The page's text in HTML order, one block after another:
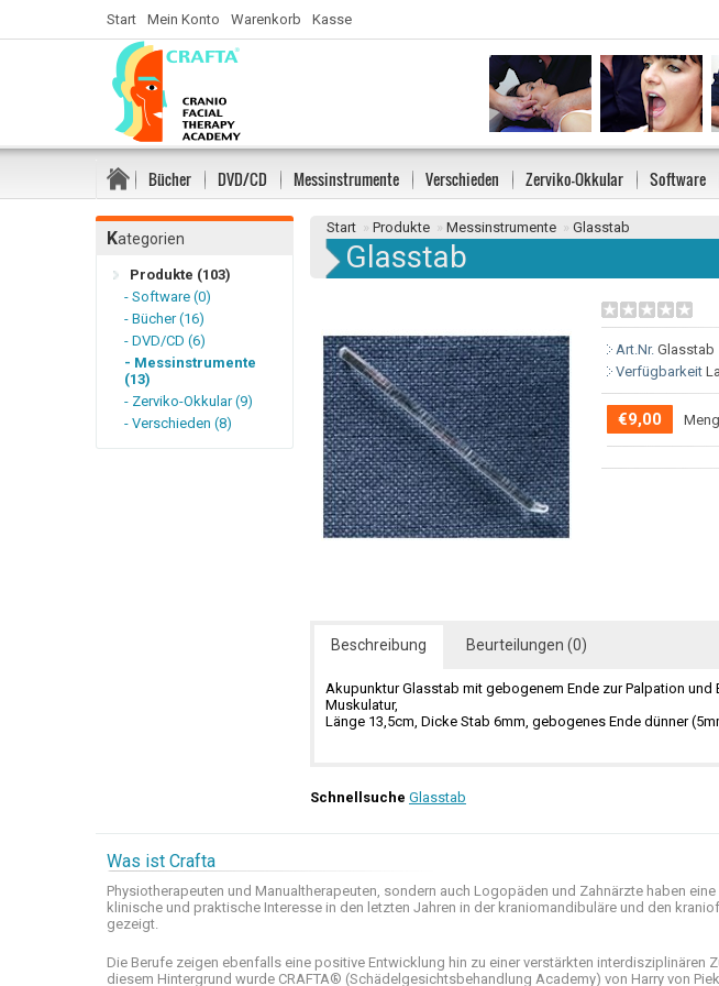
Start Mein Konto Warenkorb Kasse
Bücher DVD/CD Messinstrumente Verschieden Zerviko-Okkular Software
Kategorien
Produkte (103)
- Software (0)
- Bücher (16)
- DVD/CD (6)
- Messinstrumente
(13)
- Zerviko-Okkular (9)
- Verschieden (8)
Start » Produkte » Messinstrumente » Glasstab
Glasstab
Art.Nr. Glasstab
Verfügbarkeit
€9,00
Beschreibung Beurteilungen (0)
Akupunktur Glasstab mit gebogenem Ende zur Palpation
Muskulatur,
Länge 13,5cm, Dicke Stab 6mm, gebogenes Ende dünner
Schnellsuche Glasstab
Was ist Crafta
Physiotherapeuten und Manualtherapeuten, sondern auch Logopäden und Zahnärzte haben
klinische und praktische Interesse in den letzten Jahren in der kraniomandibuläre und den
gezeigt.
Die Berufe zeigen ebenfalls eine positive Entwicklung hin zu einer verstärkten interdisziplinären
diesem Hintergrund wurde CRAFTA® (Schädelgesichtsbehandlung Academy) von Harry von